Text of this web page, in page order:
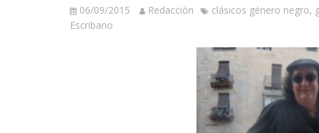
06/09/2015 Redacción clásicos género negro,
Escribano